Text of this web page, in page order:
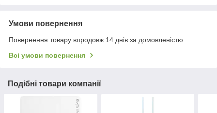
Умови повернення
Повернення товару впродовж 14 днів за домовленістю
Всі умови повернення
Подібні товари компанії